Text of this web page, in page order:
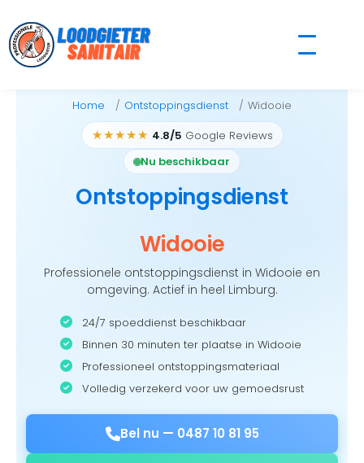
to
content
Home Ontstoppingsdienst Widooie
★★★★★ 4.8/5 Google Reviews
Nu beschikbaar
Ontstoppingsdienst
Widooie
Professionele ontstoppingsdienst in Widooie en
omgeving. Actief in heel Limburg.
24/7 spoeddienst beschikbaar
Binnen 30 minuten ter plaatse in Widooie
Professioneel ontstoppingsmateriaal
Volledig verzekerd voor uw gemoedsrust
Bel nu — 0487 10 81 95